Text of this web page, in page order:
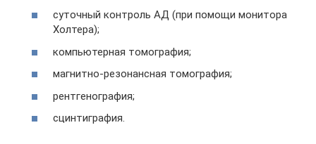
суточный контроль АД (при помощи монитора
Холтера);
компьютерная томография;
магнитно-резонансная томография;
рентгенография;
сцинтиграфия.